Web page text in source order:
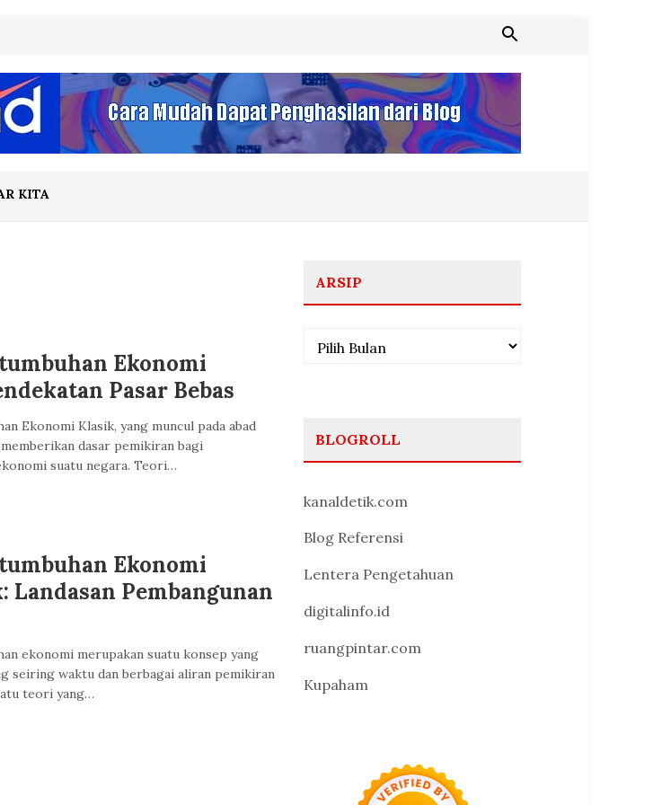
KITA
Ekonomi
Pasar Bebas
Ekonomi Klasik, yang muncul pada abad
dasar pemikiran bagi
suatu negara. Teori…
Ekonomi
Landasan Pembangunan
ekonomi merupakan suatu konsep yang
seiring waktu dan berbagai aliran pemikiran
teori yang…
ARSIP
Arsip
BLOGROLL
kanaldetik.com
Blog Referensi
Lentera Pengetahuan
digitalinfo.id
ruangpintar.com
Kupaham